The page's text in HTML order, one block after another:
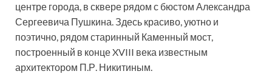
центре города, в сквере рядом с бюстом Александра
Сергеевича Пушкина. Здесь красиво, уютно и
поэтично, рядом старинный Каменный мост,
построенный в конце XVIII века известным
архитектором П.Р. Никитиным.